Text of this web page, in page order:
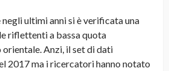
negli ultimi anni si è verificata una
riflettenti a bassa quota
orientale. Anzi, il set di dati
2017 ma i ricercatori hanno notato